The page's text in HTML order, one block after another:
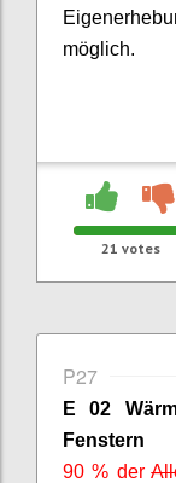
möglich.
21 votes
P27
E 02
Fenstern
90 % der